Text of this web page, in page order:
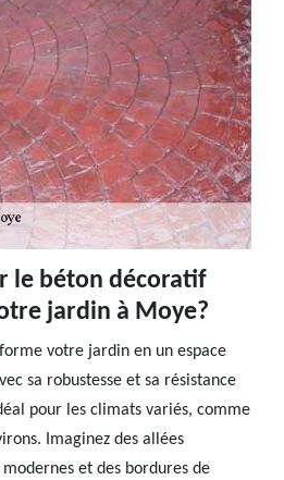
le béton décoratif
jardin à Moye?
votre jardin en un espace
sa robustesse et sa résistance
pour les climats variés, comme
Imaginez des allées
et des bordures de